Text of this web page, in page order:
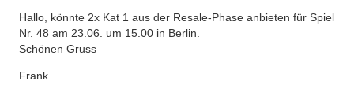
Hallo, könnte 2x Kat 1 aus der Resale-Phase anbieten für Spiel
Nr. 48 am 23.06. um 15.00 in Berlin.
Schönen Gruss
Frank